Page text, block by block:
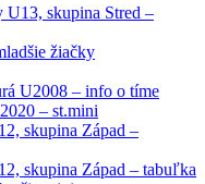
U13, skupina Stred –
žiačky
U2008 – info o tíme
– st.mini
skupina Západ –
skupina Západ – tabuľka